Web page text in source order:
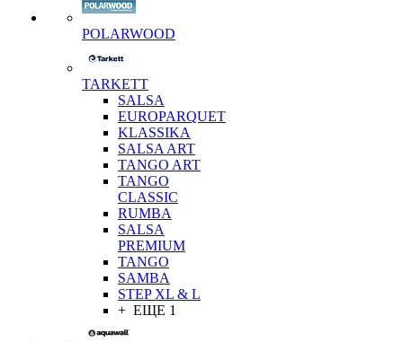
POLARWOOD
TARKETT
SALSA
EUROPARQUET
KLASSIKA
SALSA ART
TANGO ART
TANGO
CLASSIC
RUMBA
SALSA
PREMIUM
TANGO
SAMBA
STEP XL & L
+ ЕЩЕ 1